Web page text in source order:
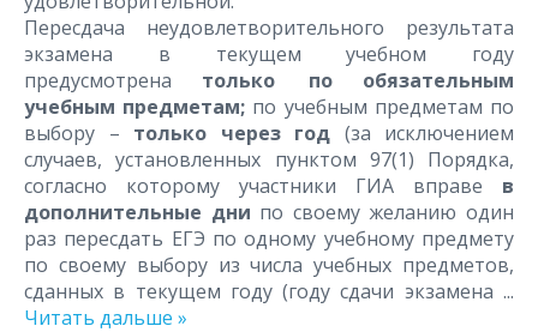
Пересдача неудовлетворительного результата
экзамена в текущем учебном году
предусмотрена только по обязательным
учебным предметам; по учебным предметам по
выбору – только через год (за исключением
случаев, установленных пунктом 97(1) Порядка,
согласно которому участники ГИА вправе в
дополнительные дни по своему желанию один
раз пересдать ЕГЭ по одному учебному предмету
по своему выбору из числа учебных предметов,
сданных в текущем году (году сдачи экзамена ...
Читать дальше »